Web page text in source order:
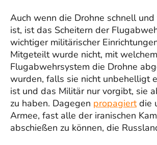
Auch wenn die Drohne schnell
ist, ist das Scheitern der
wichtiger militärischer
Mitgeteilt wurde nicht, mit welchem
Flugabwehrsystem die Drohne
wurden, falls sie nicht unbehelligt
ist und das Militär nur vorgibt, sie
zu haben. Dagegen propagiertdie
Armee, fast alle der iranischen
abschießen zu können, die